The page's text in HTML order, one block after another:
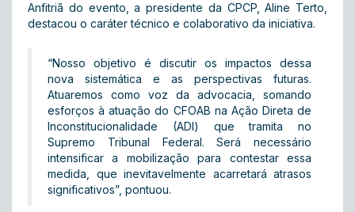
Anfitriã do evento, a presidente da CPCP, Aline Terto,
destacou o caráter técnico e colaborativo da iniciativa.
“Nosso objetivo é discutir os impactos dessa
nova sistemática e as perspectivas futuras.
Atuaremos como voz da advocacia, somando
esforços à atuação do CFOAB na Ação Direta de
Inconstitucionalidade (ADI) que tramita no
Supremo Tribunal Federal. Será necessário
intensificar a mobilização para contestar essa
medida, que inevitavelmente acarretará atrasos
significativos”, pontuou.